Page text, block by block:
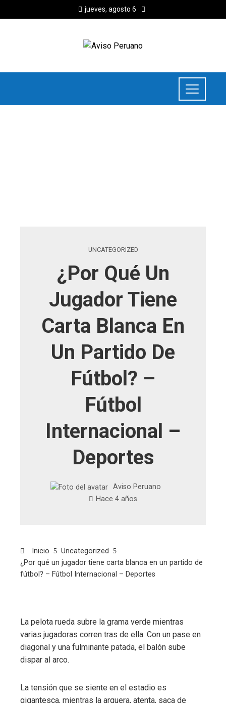
jueves, agosto 6
UNCATEGORIZED
¿Por Qué Un
Jugador Tiene
Carta Blanca En
Un Partido De
Fútbol? –
Fútbol
Internacional –
Deportes
Aviso Peruano
Hace 4 años
Inicio
Uncategorized
¿Por qué un jugador tiene carta blanca en un partido de
fútbol? – Fútbol Internacional – Deportes
La pelota rueda subre la grama verde mientras
varias jugadoras corren tras de ella. Con un pase en
diagonal y una fulminante patada, el balón sube
dispar al arco.
La tensión que se siente en el estadio es
gigantesca, mientras la arquera, atenta, saca de